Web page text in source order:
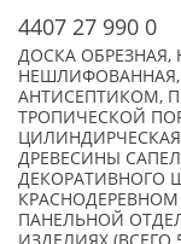
4407 27 990 0
ДОСКА
НЕШЛИФОВАННАЯ,
АНТИСЕПТИКОМ,
ТРОПИЧЕСКОЙ
ЦИЛИНДИРЧЕСКАЯ
ДРЕВЕСИНЫ
ДЕКОРАТИВНОГО
ПАНЕЛЬНОЙ